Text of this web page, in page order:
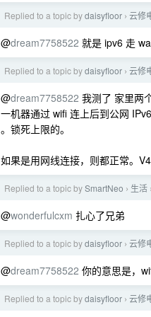
Replied to a topic bydaisyfloor › 云修
@dream7758522 就是 ipv6 走
Replied to a topic bydaisyfloor › 云修
@dream7758522 我测了 家里两
一机器通过 wifi 连上后到公网
。锁死上限的。
如果是用网线连接，则都正常。
Replied to a topic bySmartNeo › 生活 ›
@wonderfulcxm 扎心了兄弟
Replied to a topic bydaisyfloor › 云修
@dream7758522 你的意思是，
Replied to a topic bydaisyfloor › 云修